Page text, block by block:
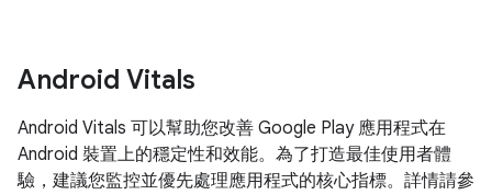
Android Vitals
Android Vitals 可以幫助您改善 Google Play 應用程式在
Android 裝置上的穩定性和效能。為了打造最佳使用者體
驗，建議您監控並優先處理應用程式的核心指標。詳情請參